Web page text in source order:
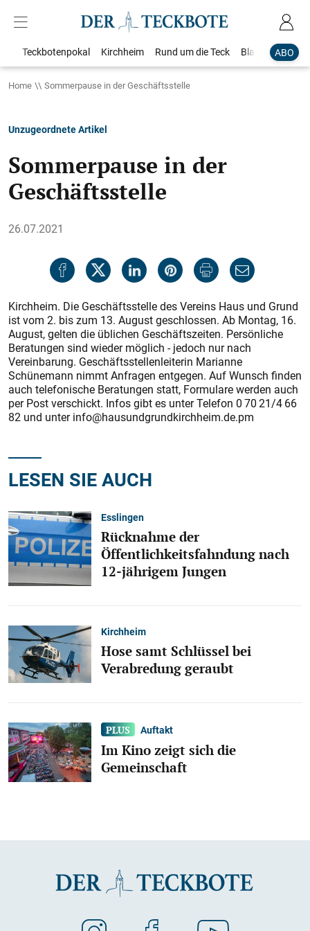
ABO
Teckbotenpokal Kirchheim Rund um die Teck Blaulicht
Home Sommerpause in der Geschäftsstelle
Unzugeordnete Artikel
Sommerpause in der
Geschäftsstelle
26.07.2021
Kirchheim. Die Geschäftsstelle des Vereins Haus und Grund
ist vom 2. bis zum 13. August geschlossen. Ab Montag, 16.
August, gelten die üblichen Geschäftszeiten. Persönliche
Beratungen sind wieder möglich - jedoch nur nach
Vereinbarung. Geschäftsstellenleiterin Marianne
Schünemann nimmt Anfragen entgegen. Auf Wunsch finden
auch telefonische Beratungen statt, Formulare werden auch
per Post verschickt. Infos gibt es unter Telefon 0 70 21/4 66
82 und unter info@hausundgrundkirchheim.de.pm
LESEN SIE AUCH
Esslingen
Rücknahme der
Öffentlichkeitsfahndung nach
12-jährigem Jungen
Kirchheim
Hose samt Schlüssel bei
Verabredung geraubt
Auftakt
Im Kino zeigt sich die
Gemeinschaft